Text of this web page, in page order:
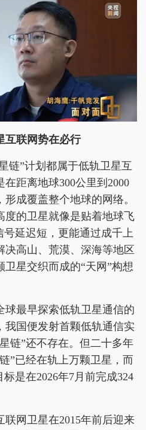
互联网势在必行
链”计划都属于低轨卫星互
距离地球300公里到2000
成覆盖整个地球的网络。
度的卫星就像是贴着地球飞
号延迟短，更能通过成千上
高山、荒漠、深海等地区
星交织而成的“天网”构想
球最早探索低轨卫星通信的
我国便发射首颗低轨通信实
链”还不存在。但二十多年
”已经在轨上万颗卫星，而
是在2026年7月前完成324
网卫星在2015年前后迎来